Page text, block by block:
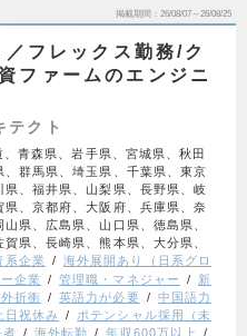
掲載期間 26/08/07～26/08/25
フレックス勤務/ク
ファームのエンジニ
テクト
、青森県、岩手県、宮城県、秋田
群馬県、埼玉県、千葉県、東京
、福井県、山梨県、長野県、岐
、京都府、大阪府、兵庫県、奈
県、広島県、山口県、徳島県、
県、長崎県、熊本県、大分県、
系企業
海外展開あり（日系グロ
企業 管理職・マネジャー
新
折衝 英語力が必要
中国語力
日祝休み
ポテンシャル採用（未
海外転勤 年収600万以上